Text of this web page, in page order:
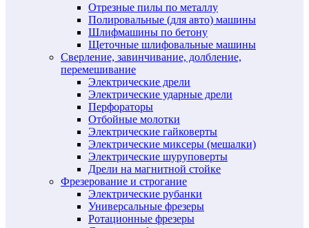
Отрезные пилы по металлу
Полировальные (для авто) машины
Шлифмашины по бетону
Щеточные шлифовальные машины
Сверление, завинчивание, долбление,
перемешивание
Электрические дрели
Электрические ударные дрели
Перфораторы
Отбойные молотки
Электрические гайковерты
Электрические миксеры (мешалки)
Электрические шуруповерты
Дрели на магнитной стойке
Фрезерование и строгание
Электрические рубанки
Универсальные фрезеры
Ротационные фрезеры